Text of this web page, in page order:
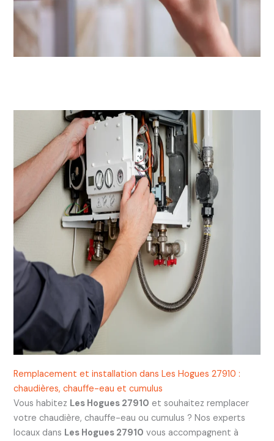
Remplacement et installation dans Les Hogues 27910 :
chaudières, chauffe-eau et cumulus
Vous habitez Les Hogues 27910 et souhaitez remplacer
votre chaudière, chauffe-eau ou cumulus ? Nos experts
locaux dans Les Hogues 27910 vous accompagnent à